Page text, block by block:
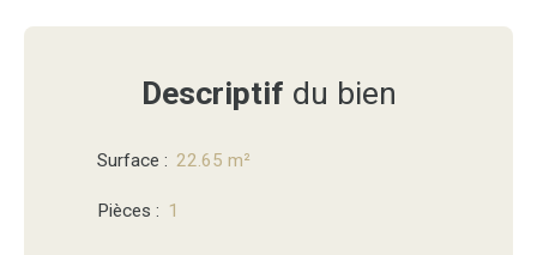
Descriptif du bien
Surface : 22.65 m²
Pièces : 1